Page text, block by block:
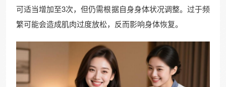
可适当增加至3次，但仍需根据自身身体状况调整。过于频
繁可能会造成肌肉过度放松，反而影响身体恢复。